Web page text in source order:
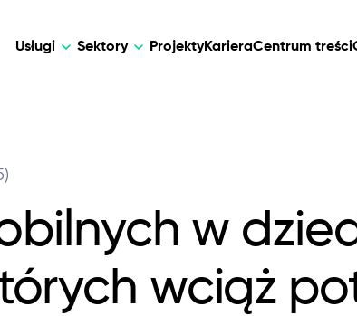
Usługi
Mobile Development
Webflow Development
Sektory
danymi i telemedycyny.
biznesowej.
ProjektyKarieraCentrum treści
w
wciąż